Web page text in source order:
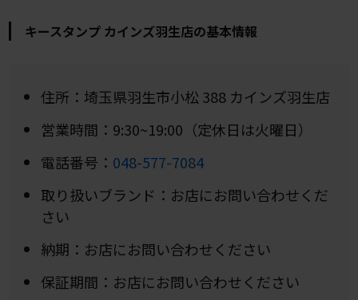
キースタンプ カインズ羽生店の基本情報
住所：埼玉県羽生市小松 388 カインズ羽生店
営業時間：9:30~19:00（定休日は火曜日）
電話番号： 048-577-7084
取り扱いブランド：お店にお問い合わせくだ
さい
納期：お店にお問い合わせください
保証期間：お店にお問い合わせください